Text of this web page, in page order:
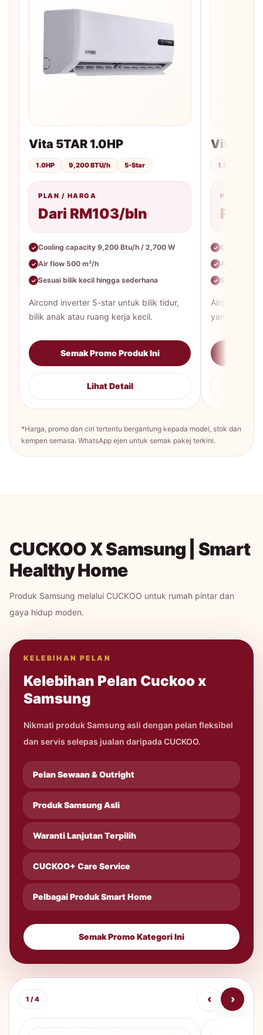
Vita 5TAR 1.0HP
1.0HP 9,200 BTU/h 5-Star
PLAN / HARGA
Dari RM103/bln
✓ Cooling capacity 9,200 Btu/h / 2,700 W
✓ Air flow 500 m³/h
✓ Sesuai bilik kecil hingga sederhana
Aircond inverter 5-star untuk bilik tidur,
bilik anak atau ruang kerja kecil.
Semak Promo Produk Ini
Lihat Detail
Vita
1.5HP
PLAN /
✓ Cooling
✓ Air flow 650
✓ Sesuai bilik
Aircond
yang lebih
*Harga, promo dan ciri tertentu bergantung kepada model, stok dan
kempen semasa. WhatsApp ejen untuk semak pakej terkini.
CUCKOO X Samsung | Smart
Healthy Home
Produk Samsung melalui CUCKOO untuk rumah pintar dan
gaya hidup moden.
KELEBIHAN PELAN
Kelebihan Pelan Cuckoo x
Samsung
Nikmati produk Samsung asli dengan pelan fleksibel
dan servis selepas jualan daripada CUCKOO.
Pelan Sewaan & Outright
Produk Samsung Asli
Waranti Lanjutan Terpilih
CUCKOO+ Care Service
Pelbagai Produk Smart Home
Semak Promo Kategori Ini
1 / 4 ‹ ›